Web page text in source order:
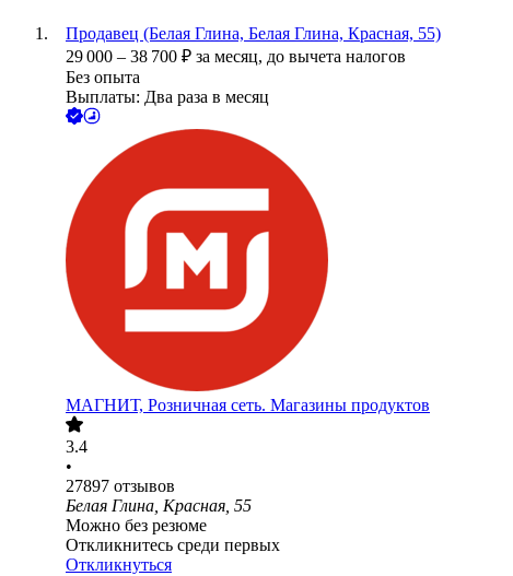
Продавец (Белая Глина, Белая Глина, Красная, 55)
29 000 – 38 700 ₽ за месяц, до вычета налогов
Без опыта
Выплаты: Два раза в месяц
МАГНИТ, Розничная сеть. Магазины продуктов
3.4
•
27897 отзывов
Белая Глина, Красная, 55
Можно без резюме
Откликнитесь среди первых
Откликнуться